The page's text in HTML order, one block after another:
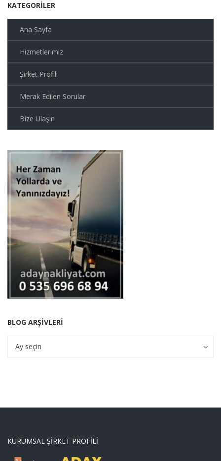
KATEGORILER
Ana Sayfa
Hizmetlerimiz
Şirket Profili
Merak Edilen Sorular
Bize Ulaşın
BLOG ARŞIVLERI
Arşivleri
Ay seçin
Arşivleri
KURUMSAL ŞIRKET PROFILI